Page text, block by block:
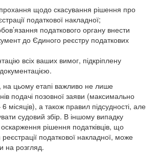
щодо скасування рішення про
податкової накладної;
податкового органу внести
до Єдиного реєстру податкових
всіх ваших вимог, підкріплену
на цьому етапі важливо не лише
подачі позовної заяви (максимально
місяців), а також правил підсудності, але
судовий збір. В іншому випадку
рішення податківців, що
реєстрації податкової накладної, може
на розгляд.